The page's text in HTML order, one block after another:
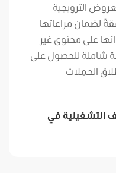
الترويجية
لضمان مراعاتها
على محتوى غير
شاملة للحصول على
الحملات
التشغيلية في